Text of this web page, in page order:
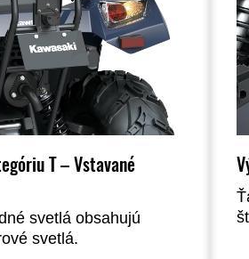
T – Vstavané
svetlá obsahujú
svetlá.